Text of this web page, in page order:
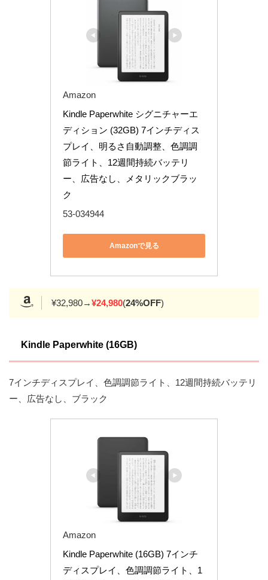
Amazon
Kindle Paperwhite シグニチャーエ
ディション (32GB) 7インチディス
プレイ、明るさ自動調整、色調調
節ライト、12週間持続バッテリ
ー、広告なし、メタリックブラッ
ク
53-034944
Amazonで見る
¥32,980→¥24,980(24%OFF)
Kindle Paperwhite (16GB)
7インチディスプレイ、色調調節ライト、12週間持続バッテリ
ー、広告なし、ブラック
Amazon
Kindle Paperwhite (16GB) 7インチ
ディスプレイ、色調調節ライト、1